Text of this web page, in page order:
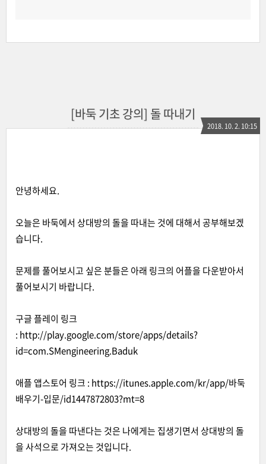
[바둑 기초 강의] 돌 따내기
2018. 10. 2. 10:15
안녕하세요.
오늘은 바둑에서 상대방의 돌을 따내는 것에 대해서 공부해보겠
습니다.
문제를 풀어보시고 싶은 분들은 아래 링크의 어플을 다운받아서
풀어보시기 바랍니다.
구글 플레이 링크
: http://play.google.com/store/apps/details?
id=com.SMengineering.Baduk
애플 앱스토어 링크 : https://itunes.apple.com/kr/app/바둑
배우기-입문/id1447872803?mt=8
상대방의 돌을 따낸다는 것은 나에게는 집생기면서 상대방의 돌
을 사석으로 가져오는 것입니다.